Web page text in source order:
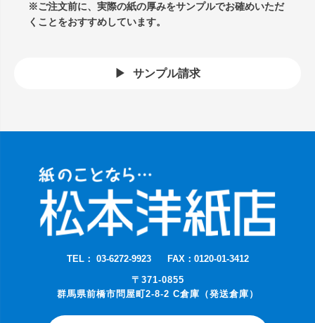
※ご注文前に、実際の紙の厚みをサンプルでお確めいただ
くことをおすすめしています。
サンプル請求
TEL： 03-6272-9923
FAX：0120-01-3412
〒371-0855
群馬県前橋市問屋町2-8-2 C倉庫（発送倉庫）